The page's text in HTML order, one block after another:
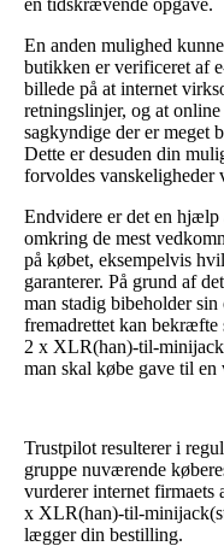
En anden mulighed
butikken er verificeret af
billede på at internet
retningslinjer, og at
sagkyndige der er meget
Dette er desuden din
forvoldes vanskeligheder
Endvidere er det en
omkring de mest
på købet, eksempelvis
garanterer. På grund af
man stadig bibeholder
fremadrettet kan
2 x XLR(han)-til-
man skal købe gave til en
Trustpilot resulterer i
gruppe nuværende
vurderer internet
x XLR(han)-til-
lægger din bestilling.